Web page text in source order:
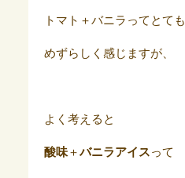
トマト＋バニラってとても
めずらしく感じますが、
よく考えると
酸味＋バニラアイスって